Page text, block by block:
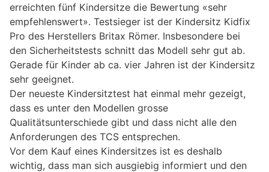
erreichten fünf Kindersitze die Bewertung «sehr
empfehlenswert». Testsieger ist der Kindersitz Kidfix
Pro des Herstellers Britax Römer. Insbesondere bei
den Sicherheitstests schnitt das Modell sehr gut ab.
Gerade für Kinder ab ca. vier Jahren ist der Kindersitz
sehr geeignet.
Der neueste Kindersitztest hat einmal mehr gezeigt,
dass es unter den Modellen grosse
Qualitätsunterschiede gibt und dass nicht alle den
Anforderungen des TCS entsprechen.
Vor dem Kauf eines Kindersitzes ist es deshalb
wichtig, dass man sich ausgiebig informiert und den